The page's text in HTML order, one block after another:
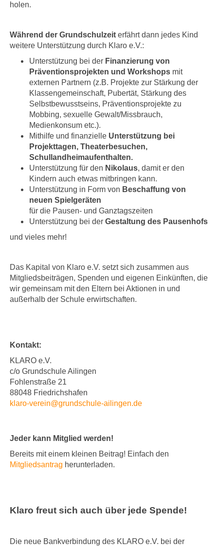
holen.
Während der Grundschulzeit erfährt dann jedes Kind
weitere Unterstützung durch Klaro e.V.:
Unterstützung bei der Finanzierung von
Präventionsprojekten und Workshops mit
externen Partnern (z.B. Projekte zur Stärkung der
Klassengemeinschaft, Pubertät, Stärkung des
Selbstbewusstseins, Präventionsprojekte zu
Mobbing, sexuelle Gewalt/Missbrauch,
Medienkonsum etc.).
Mithilfe und finanzielle Unterstützung bei
Projekttagen, Theaterbesuchen,
Schullandheimaufenthalten.
Unterstützung für den Nikolaus, damit er den
Kindern auch etwas mitbringen kann.
Unterstützung in Form von Beschaffung von
neuen Spielgeräten
für die Pausen- und Ganztagszeiten
Unterstützung bei der Gestaltung des Pausenhofs
und vieles mehr!
Das Kapital von Klaro e.V. setzt sich zusammen aus
Mitgliedsbeiträgen, Spenden und eigenen Einkünften, die
wir gemeinsam mit den Eltern bei Aktionen in und
außerhalb der Schule erwirtschaften.
Kontakt:
KLARO e.V.
c/o Grundschule Ailingen
Fohlenstraße 21
88048 Friedrichshafen
klaro-verein@grundschule-ailingen.de
Jeder kann Mitglied werden!
Bereits mit einem kleinen Beitrag! Einfach den
Mitgliedsantrag herunterladen.
Klaro freut sich auch über jede Spende!
Die neue Bankverbindung des KLARO e.V. bei der